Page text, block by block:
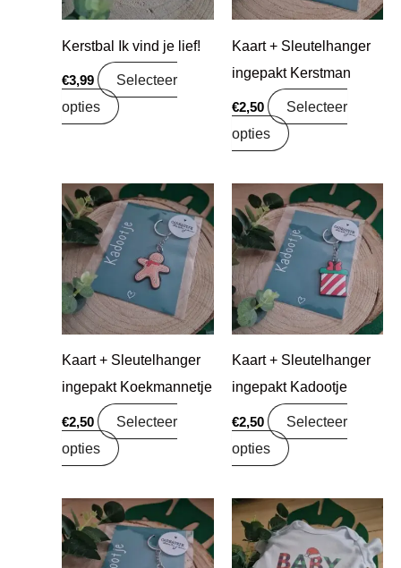
Kerstbal Ik vind je lief!
€3,99
Selecteer
opties
Kaart + Sleutelhanger
ingepakt Kerstman
€2,50
Selecteer
opties
Kaart + Sleutelhanger
ingepakt Koekmannetje
€2,50
Selecteer
opties
Kaart + Sleutelhanger
ingepakt Kadootje
€2,50
Selecteer
opties